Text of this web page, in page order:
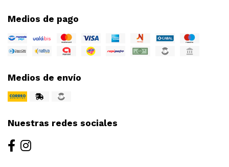
Medios de pago
Medios de envío
Nuestras redes sociales